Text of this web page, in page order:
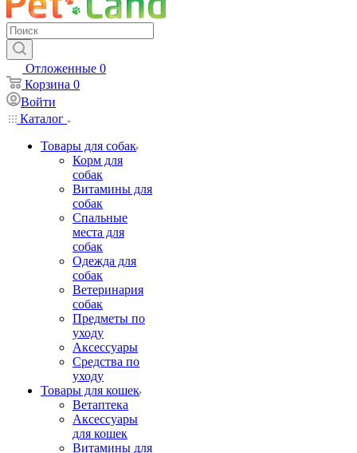
Отложенные 0
Корзина 0
Войти
Каталог
Товары для собак
Корм для
собак
Витамины для
собак
Спальные
места для
собак
Одежда для
собак
Ветеринария
собак
Предметы по
уходу
Аксессуары
Средства по
уходу
Товары для кошек
Ветаптека
Аксессуары
для кошек
Витамины для